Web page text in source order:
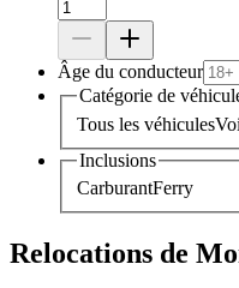
Âge du conducteur
Catégorie de
Tous les véhicules
Inclusions
CarburantFerry
Relocations de